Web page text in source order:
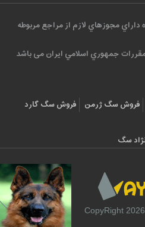
مجوزهاي لازم از مراجع مربوطه
مقررات جمهوري اسلامي ايران می باشد
فروش سگ ژرمن فروش سگ گارد
سگ
CopyRight 2026